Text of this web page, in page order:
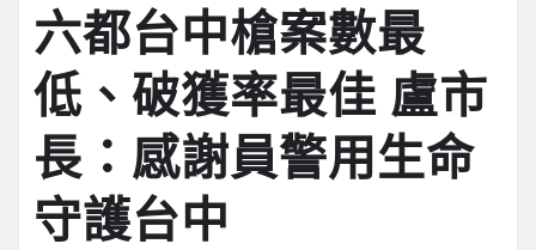
六都台中槍案數最
低、破獲率最佳 盧市
長：感謝員警用生命
守護台中